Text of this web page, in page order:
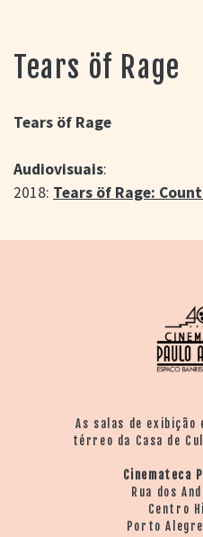
PORTAL DO
CINEMA GAÚCHO
> BUSCA AVANÇADA
> FILMOGRAFIAS DE
CINEASTAS
> DISCOGRAFIAS
Tears öf Rage
Tears öf Rage
Audiovisuais:
2018: Tears öf Rage:
As salas de exibição
térreo da Casa de
Cinemateca
Rua dos
Centro
Porto